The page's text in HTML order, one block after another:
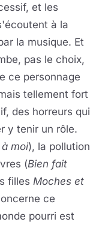
et les
à la
la musique. Et
pas le choix,
ce personnage
tellement fort
des horreurs qui
y tenir un rôle.
moi), la pollution
(Bien fait
filles Moches et
ce
pourri est